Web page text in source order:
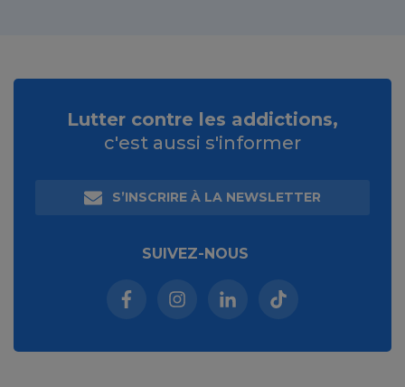
Lutter contre les addictions,
c'est aussi s'informer
S’INSCRIRE À LA NEWSLETTER
SUIVEZ-NOUS
Facebook (nouvelle fenêtre)
Instagram (nouvelle fenêtre)
Linkedin (nouvelle
Tiktok (nouvelle